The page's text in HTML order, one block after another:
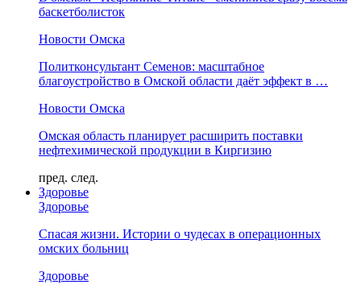
баскетболисток
Новости Омска
Политконсультант Семенов: масштабное
благоустройство в Омской области даёт эффект в …
Новости Омска
Омская область планирует расширить поставки
нефтехимической продукции в Киргизию
пред. след.
Здоровье
Здоровье
Спасая жизни. Истории о чудесах в операционных
омских больниц
Здоровье